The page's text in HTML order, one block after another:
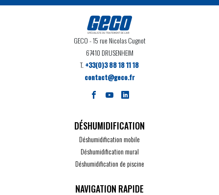
GECO- 15 rue Nicolas Cugnot
67410 DRUSENHEIM
T. +33(0)3 88 18 11 18
contact@geco.fr
DÉSHUMIDIFICATION
Déshumidification mobile
Déshumidification mural
Déshumidification de piscine